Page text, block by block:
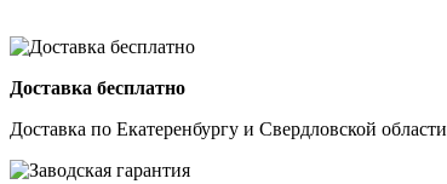
Доставка бесплатно
Доставка по Екатеренбургу и Свердловской области